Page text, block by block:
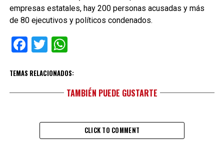
empresas estatales, hay 200 personas acusadas y más
de 80 ejecutivos y políticos condenados.
Facebook
TwitterWhatsApp
TEMAS RELACIONADOS:
TAMBIÉN PUEDE GUSTARTE
CLICK TO COMMENT